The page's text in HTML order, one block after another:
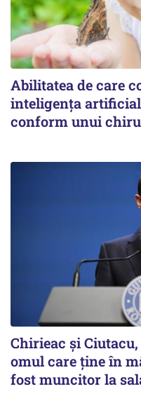
Abilitatea de care
inteligența
conform unui
Chirieac și
omul care ține în
fost muncitor la